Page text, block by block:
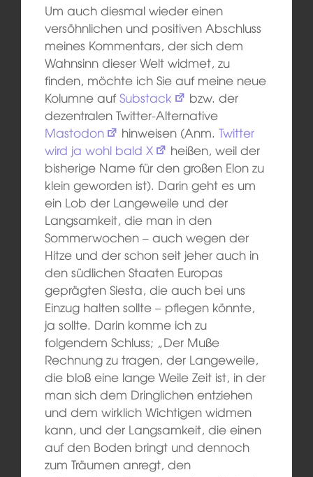
Um auch diesmal wieder einen
versöhnlichen und positiven Abschluss
meines Kommentars, der sich dem
Wahnsinn dieser Welt widmet, zu
finden, möchte ich Sie auf meine neue
Kolumne aufSubstack
bzw. der
dezentralen Twitter-Alternative
Mastodon
hinweisen (Anm. Twitter
wird ja wohl bald X
heißen, weil der
bisherige Name für den großen Elon zu
klein geworden ist). Darin geht es um
ein Lob der Langeweile und der
Langsamkeit, die man in den
Sommerwochen – auch wegen der
Hitze und der schon seit jeher auch in
den südlichen Staaten Europas
geprägten Siesta, die auch bei uns
Einzug halten sollte – pflegen könnte,
ja sollte. Darin komme ich zu
folgendem Schluss; „Der Muße
Rechnung zu tragen, der Langeweile,
die bloß eine lange Weile Zeit ist, in der
man sich dem Dringlichen entziehen
und dem wirklich Wichtigen widmen
kann, und der Langsamkeit, die einen
auf den Boden bringt und dennoch
zum Träumen anregt, den